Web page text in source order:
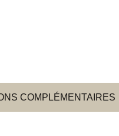
COMPLÉMENTAIRES